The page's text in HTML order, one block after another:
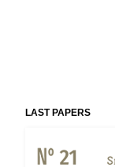
LAST PAPERS